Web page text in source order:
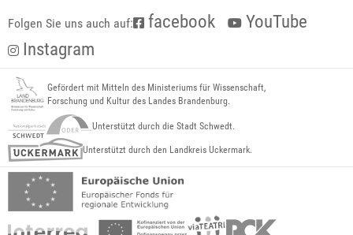
Folgen Sie uns auch auf: facebook
YouTube
Instagram
Gefördert mit Mitteln des Ministeriums für Wissenschaft,
Forschung und Kultur des Landes Brandenburg.
Unterstützt durch die Stadt Schwedt.
Unterstützt durch den Landkreis Uckermark.